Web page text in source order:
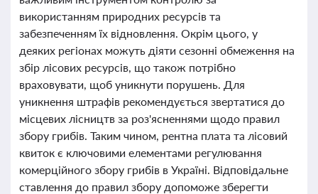
використанням природних ресурсів та
забезпеченням їх відновлення. Окрім цього, у
деяких регіонах можуть діяти сезонні обмеження на
збір лісових ресурсів, що також потрібно
враховувати, щоб уникнути порушень. Для
уникнення штрафів рекомендується звертатися до
місцевих лісництв за роз'ясненнями щодо правил
збору грибів. Таким чином, рентна плата та лісовий
квиток є ключовими елементами регулювання
комерційного збору грибів в Україні. Відповідальне
ставлення до правил збору допоможе зберегти